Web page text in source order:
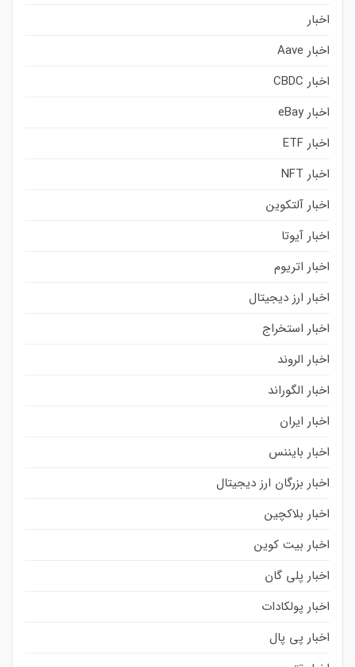
اخبار
اخبار Aave
اخبار CBDC
اخبار eBay
اخبار ETF
اخبار NFT
اخبار آلتکوین
اخبار آیوتا
اخبار اتریوم
اخبار ارز دیجیتال
اخبار استخراج
اخبار الروند
اخبار الگوراند
اخبار ایران
اخبار بایننس
اخبار بزرگان ارز دیجیتال
اخبار بلاکچین
اخبار بیت کوین
اخبار پلی گان
اخبار پولکادات
اخبار پی پال